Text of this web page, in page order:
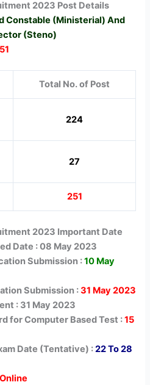
2023 Post Details
Constable (Ministerial) And
(Steno)
Total No. of Post
224
27
251
2023 Important Date
Date : 08 May 2023
Submission :10 May
Submission :31 May 2023
: 31 May 2023
for Computer Based Test :15
Date (Tentative) :22 To 28
Online